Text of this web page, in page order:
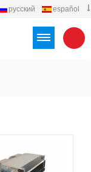
русский
español